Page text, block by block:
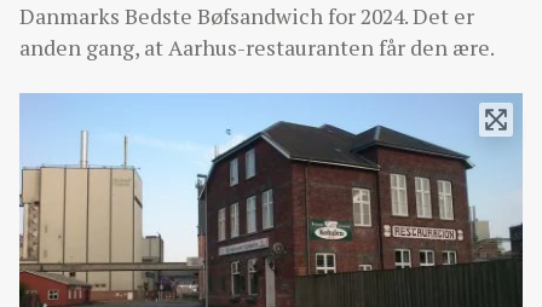
Danmarks Bedste Bøfsandwich for 2024. Det er
anden gang, at Aarhus-restauranten får den ære.